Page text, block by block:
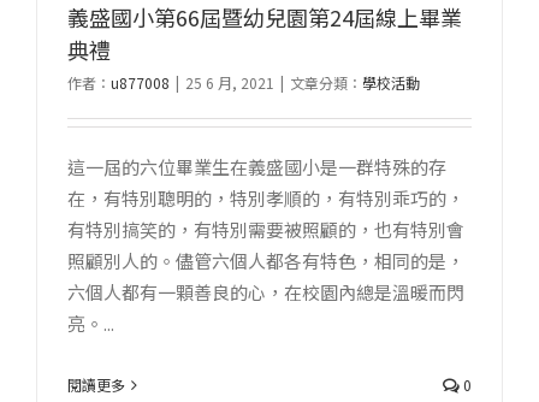
義盛國小第66屆暨幼兒園第24屆線上畢業
典禮
作者： u877008 | 25 6 月, 2021 | 文章分類： 學校活動
這一屆的六位畢業生在義盛國小是一群特殊的存
在，有特別聰明的，特別孝順的，有特別乖巧的，
有特別搞笑的，有特別需要被照顧的，也有特別會
照顧別人的。儘管六個人都各有特色，相同的是，
六個人都有一顆善良的心，在校園內總是溫暖而閃
亮。...
閱讀更多 0